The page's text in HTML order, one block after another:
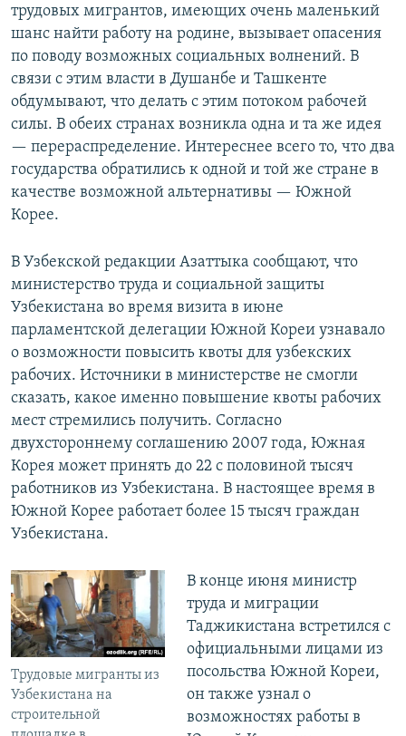
трудовых мигрантов, имеющих очень маленький
шанс найти работу на родине, вызывает опасения
по поводу возможных социальных волнений. В
связи с этим власти в Душанбе и Ташкенте
обдумывают, что делать с этим потоком рабочей
силы. В обеих странах возникла одна и та же идея
— перераспределение. Интереснее всего то, что два
государства обратились к одной и той же стране в
качестве возможной альтернативы — Южной
Корее.
В Узбекской редакции Азаттыка сообщают, что
министерство труда и социальной защиты
Узбекистана во время визита в июне
парламентской делегации Южной Кореи узнавало
о возможности повысить квоты для узбекских
рабочих. Источники в министерстве не смогли
сказать, какое именно повышение квоты рабочих
мест стремились получить. Согласно
двухстороннему соглашению 2007 года, Южная
Корея может принять до 22 с половиной тысяч
работников из Узбекистана. В настоящее время в
Южной Корее работает более 15 тысяч граждан
Узбекистана.
Трудовые мигранты из
Узбекистана на
строительной
В конце июня министр
труда и миграции
Таджикистана встретился с
официальными лицами из
посольства Южной Кореи,
он также узнал о
возможностях работы в